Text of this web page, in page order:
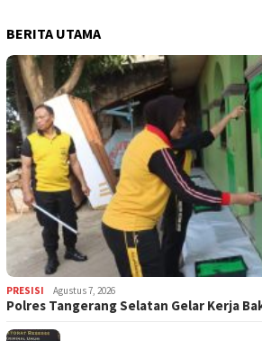
BERITA UTAMA
PRESISI Agustus 7, 2026
Polres Tangerang Selatan Gelar Kerja